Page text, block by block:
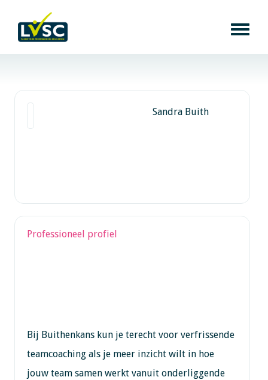
Sandra Buith
Professioneel profiel
Bij Buithenkans kun je terecht voor verfrissende
teamcoaching als je meer inzicht wilt in hoe
jouw team samen werkt vanuit onderliggende